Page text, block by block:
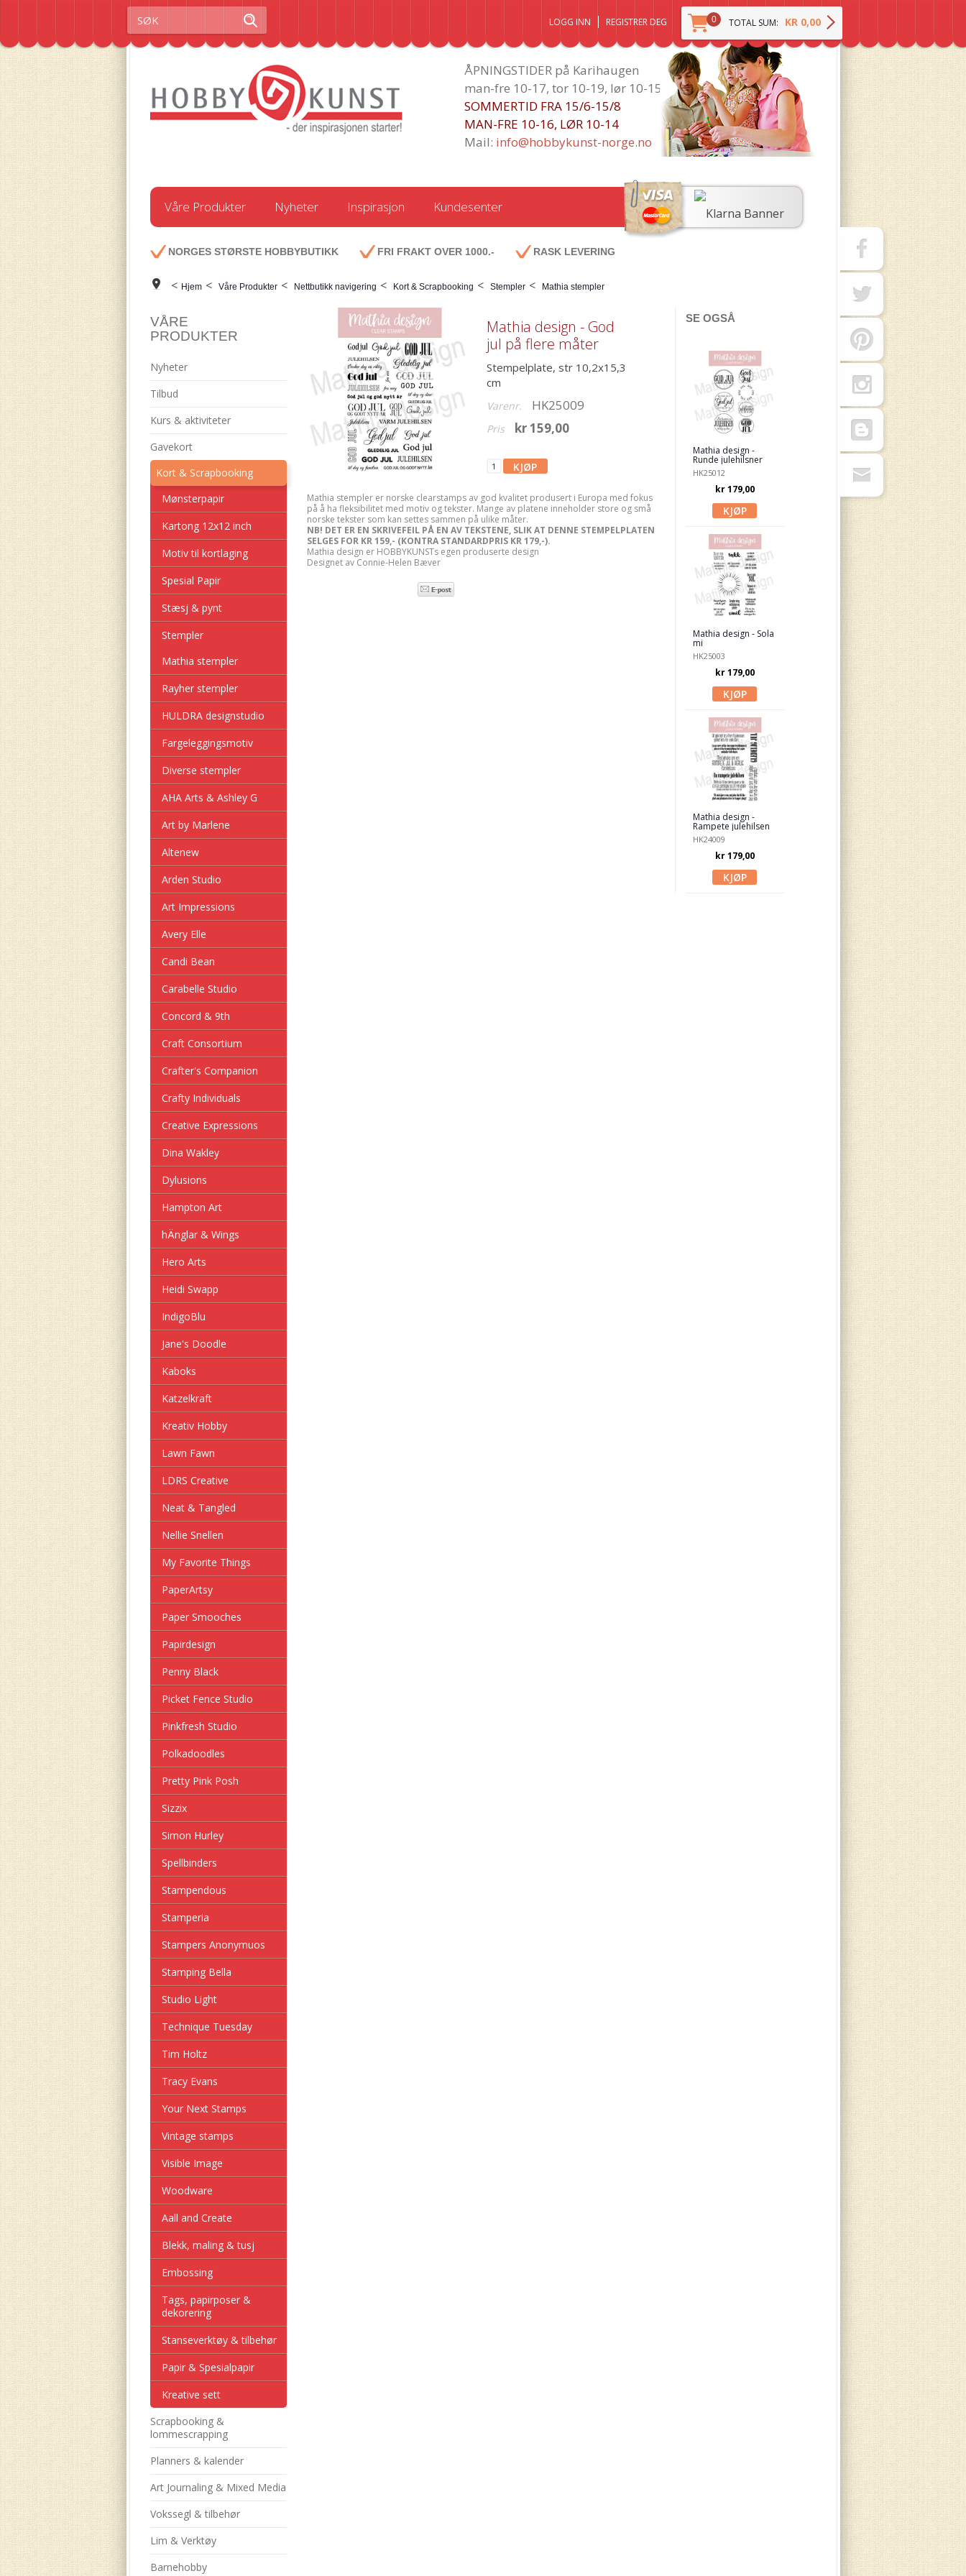
0 TOTAL SUM: KR 0,00
LOGG INN REGISTRER DEG
ÅPNINGSTIDER på Karihaugen
man-fre 10-17, tor 10-19, lør 10-15
SOMMERTID FRA 15/6-15/8
MAN-FRE 10-16, LØR 10-14
Mail: info@hobbykunst-norge.no
Våre Produkter Nyheter Inspirasjon Kundesenter
NORGES STØRSTE HOBBYBUTIKK FRI FRAKT OVER 1000.- RASK LEVERING
< Hjem < Våre Produkter < Nettbutikk navigering < Kort & Scrapbooking < Stempler < Mathia stempler
VÅRE
PRODUKTER
Nyheter
Tilbud
Kurs & aktiviteter
Gavekort
Kort & Scrapbooking
Mønsterpapir
Kartong 12x12 inch
Motiv til kortlaging
Spesial Papir
Stæsj & pynt
Stempler
Mathia stempler
Rayher stempler
HULDRA designstudio
Fargeleggingsmotiv
Diverse stempler
AHA Arts & Ashley G
Art by Marlene
Altenew
Arden Studio
Art Impressions
Avery Elle
Candi Bean
Carabelle Studio
Concord & 9th
Craft Consortium
Crafter's Companion
Crafty Individuals
Creative Expressions
Dina Wakley
Dylusions
Hampton Art
hÄnglar & Wings
Hero Arts
Heidi Swapp
IndigoBlu
Jane's Doodle
Kaboks
Katzelkraft
Kreativ Hobby
Lawn Fawn
LDRS Creative
Neat & Tangled
Nellie Snellen
My Favorite Things
PaperArtsy
Paper Smooches
Papirdesign
Penny Black
Picket Fence Studio
Pinkfresh Studio
Polkadoodles
Pretty Pink Posh
Sizzix
Simon Hurley
Spellbinders
Stampendous
Stamperia
Stampers Anonymuos
Stamping Bella
Studio Light
Technique Tuesday
Tim Holtz
Tracy Evans
Your Next Stamps
Vintage stamps
Visible Image
Woodware
Aall and Create
Blekk, maling & tusj
Embossing
Tags, papirposer &
dekorering
Stanseverktøy & tilbehør
Papir & Spesialpapir
Kreative sett
Scrapbooking &
lommescrapping
Planners & kalender
Art Journaling & Mixed Media
Vokssegl & tilbehør
Lim & Verktøy
Barnehobby
Mathia design - God
jul på flere måter
Stempelplate, str 10,2x15,3
cm
Varenr. HK25009
Pris kr 159,00
Mathia stempler er norske clearstamps av god kvalitet produsert i Europa med fokus
på å ha fleksibilitet med motiv og tekster. Mange av platene inneholder store og små
norske tekster som kan settes sammen på ulike måter.
NB! DET ER EN SKRIVEFEIL PÅ EN AV TEKSTENE, SLIK AT DENNE STEMPELPLATEN
SELGES FOR KR 159,- (KONTRA STANDARDPRIS KR 179,-).
Mathia design er HOBBYKUNSTs egen produserte design
Designet av Connie-Helen Bæver
SE OGSÅ
Mathia design -
Runde julehilsner
HK25012
kr 179,00
Mathia design - Sola
mi
HK25003
kr 179,00
Mathia design -
Rampete julehilsen
HK24009
kr 179,00